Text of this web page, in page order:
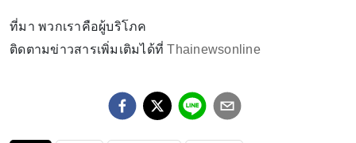
ที่มา พวกเราคือผู้บริโภค
ติดตามข่าวสารเพิ่มเติมได้ที่Thainewsonline